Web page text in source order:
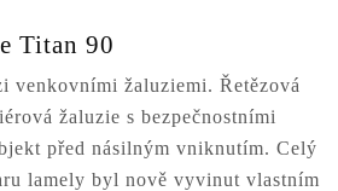
Titan 90
venkovními žaluziemi. Řetězová
žaluzie s bezpečnostními
před násilným vniknutím. Celý
lamely byl nově vyvinut vlastním